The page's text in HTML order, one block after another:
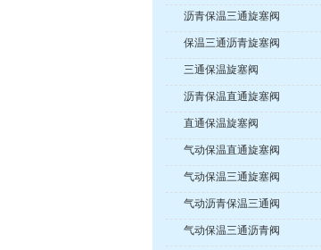
沥青保温三通旋塞阀
保温三通沥青旋塞阀
三通保温旋塞阀
沥青保温直通旋塞阀
直通保温旋塞阀
气动保温直通旋塞阀
气动保温三通旋塞阀
气动沥青保温三通阀
气动保温三通沥青阀